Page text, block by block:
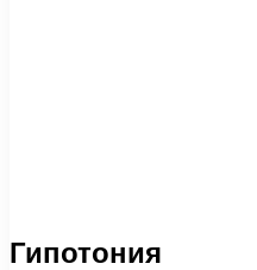
Гипотония